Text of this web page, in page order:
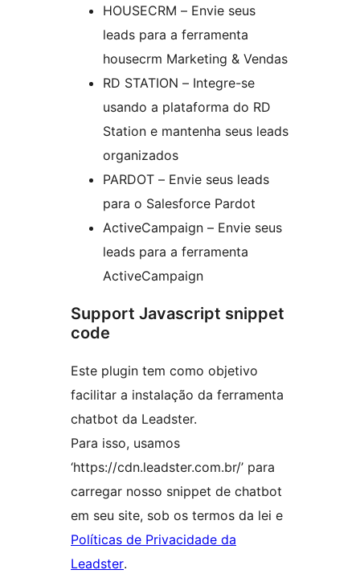
HOUSECRM – Envie seus
leads para a ferramenta
housecrm Marketing & Vendas
RD STATION – Integre-se
usando a plataforma do RD
Station e mantenha seus leads
organizados
PARDOT – Envie seus leads
para o Salesforce Pardot
ActiveCampaign – Envie seus
leads para a ferramenta
ActiveCampaign
Support Javascript snippet
code
Este plugin tem como objetivo
facilitar a instalação da ferramenta
chatbot da Leadster.
Para isso, usamos
‘https://cdn.leadster.com.br/’ para
carregar nosso snippet de chatbot
em seu site, sob os termos da lei e
Políticas de Privacidade da
Leadster.